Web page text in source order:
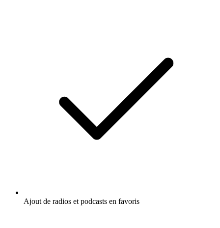
Ajout de radios et podcasts en favoris